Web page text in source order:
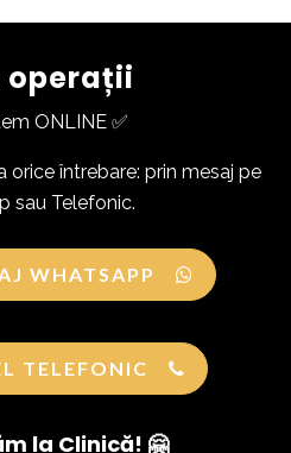
operații
ONLINE ✅
orice întrebare: prin mesaj pe
sau Telefonic.
WHATSAPP
TELEFONIC
la Clinică! 🤗